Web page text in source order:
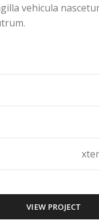
vehicula
VIEW PROJECT